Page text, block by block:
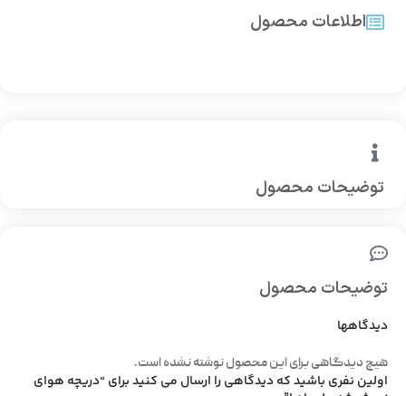
توضیحات محصول
اطلاعات محصول
توضیحات محصول
دیدگاهها
هیچ دیدگاهی برای این محصول نوشته نشده است.
اولین نفری باشید که دیدگاهی را ارسال می کنید برای “دریچه هوای